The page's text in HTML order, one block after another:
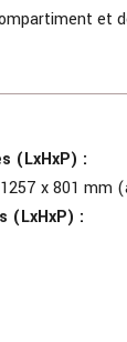
et
(LxHxP) :
x 801 mm
(LxHxP) :